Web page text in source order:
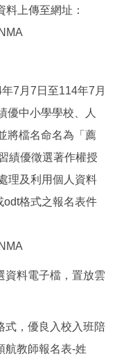
上傳至網址：
7月7日至114年7月
優中小學學校、人
將檔名命名為「薦
績優徵選著作權授
理及利用個人資料
格式之報名表件
資料電子檔，置放雲
式，優良入校入班陪
航教師報名表-姓